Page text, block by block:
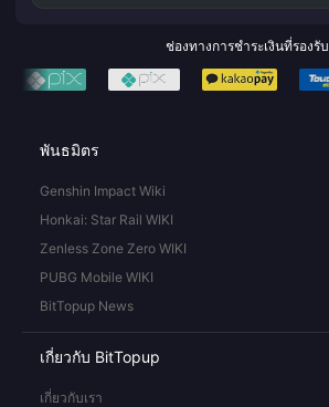
ช่องทางการชำระเงินที่รองรับ
พันธมิตร
Genshin Impact Wiki
Honkai: Star Rail WIKI
Zenless Zone Zero WIKI
PUBG Mobile WIKI
BitTopup News
เกี่ยวกับ BitTopup
เกี่ยวกับเรา